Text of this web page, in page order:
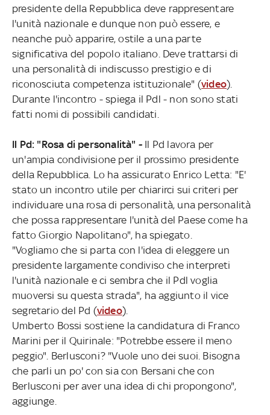
presidente della Repubblica deve rappresentare
l'unità nazionale e dunque non può essere, e
neanche può apparire, ostile a una parte
significativa del popolo italiano. Deve trattarsi di
una personalità di indiscusso prestigio e di
riconosciuta competenza istituzionale" (video).
Durante l'incontro - spiega il Pdl - non sono stati
fatti nomi di possibili candidati.
Il Pd: "Rosa di personalità" - Il Pd lavora per
un'ampia condivisione per il prossimo presidente
della Repubblica. Lo ha assicurato Enrico Letta: "E'
stato un incontro utile per chiarirci sui criteri per
individuare una rosa di personalità, una personalità
che possa rappresentare l'unità del Paese come ha
fatto Giorgio Napolitano", ha spiegato.
"Vogliamo che si parta con l'idea di eleggere un
presidente largamente condiviso che interpreti
l'unità nazionale e ci sembra che il Pdl voglia
muoversi su questa strada", ha aggiunto il vice
segretario del Pd (video).
Umberto Bossi sostiene la candidatura di Franco
Marini per il Quirinale: "Potrebbe essere il meno
peggio". Berlusconi? "Vuole uno dei suoi. Bisogna
che parli un po' con sia con Bersani che con
Berlusconi per aver una idea di chi propongono",
aggiunge.